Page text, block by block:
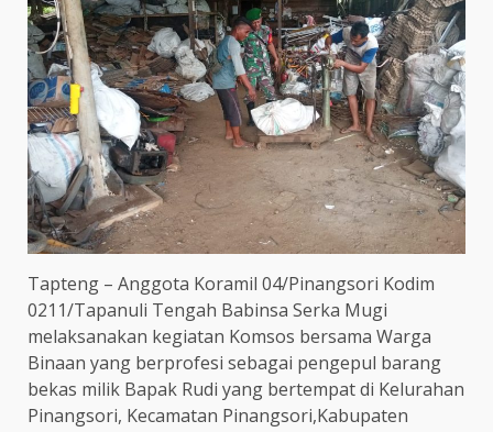
Tapteng – Anggota Koramil 04/Pinangsori Kodim
0211/Tapanuli Tengah Babinsa Serka Mugi
melaksanakan kegiatan Komsos bersama Warga
Binaan yang berprofesi sebagai pengepul barang
bekas milik Bapak Rudi yang bertempat di Kelurahan
Pinangsori, Kecamatan Pinangsori,Kabupaten